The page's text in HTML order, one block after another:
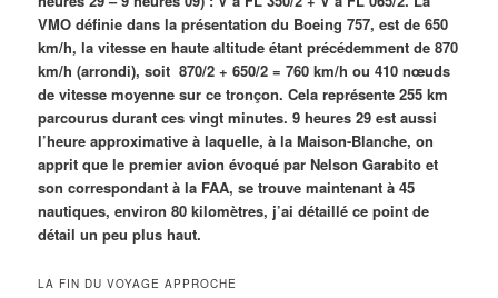
VMO définie dans la présentation du Boeing 757, est de 650
km/h, la vitesse en haute altitude étant précédemment de 870
km/h (arrondi), soit 870/2 + 650/2 = 760 km/h ou 410 nœuds
de vitesse moyenne sur ce tronçon. Cela représente 255 km
parcourus durant ces vingt minutes. 9 heures 29 est aussi
l’heure approximative à laquelle, à la Maison-Blanche, on
apprit que le premier avion évoqué par Nelson Garabito et
son correspondant à la FAA, se trouve maintenant à 45
nautiques, environ 80 kilomètres, j’ai détaillé ce point de
détail un peu plus haut.
LA FIN DU VOYAGE APPROCHE